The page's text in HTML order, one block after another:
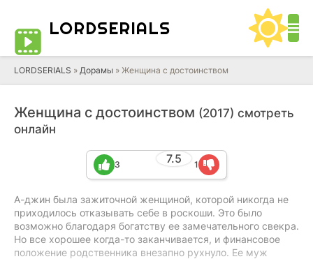
LORDSERIALS
LORDSERIALS » Дорамы » Женщина с достоинством
Женщина с достоинством (2017) смотреть
онлайн
7.5
3 1
А-джин была зажиточной женщиной, которой никогда не
приходилось отказывать себе в роскоши. Это было
возможно благодаря богатству ее замечательного свекра.
Но все хорошее когда-то заканчивается, и финансовое
положение родственника внезапно рухнуло. Ее муж